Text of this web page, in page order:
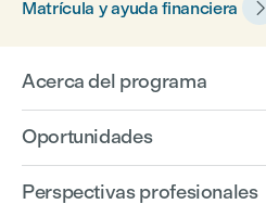
Matrícula y ayuda financiera 
Acerca del programa
Oportunidades
Perspectivas profesionales